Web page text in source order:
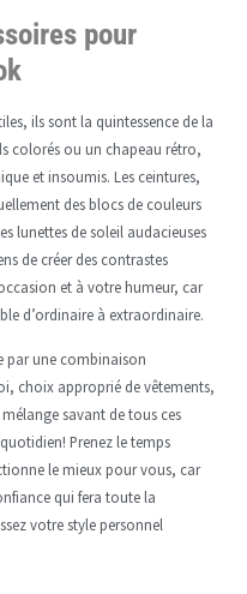
pour
ils sont la quintessence de la
colorés ou un chapeau rétro,
et insoumis. Les ceintures,
des blocs de couleurs
lunettes de soleil audacieuses
de créer des contrastes
et à votre humeur, car
d’ordinaire à extraordinaire.
par une combinaison
choix approprié de vêtements,
savant de tous ces
Prenez le temps
le mieux pour vous, car
qui fera toute la
votre style personnel